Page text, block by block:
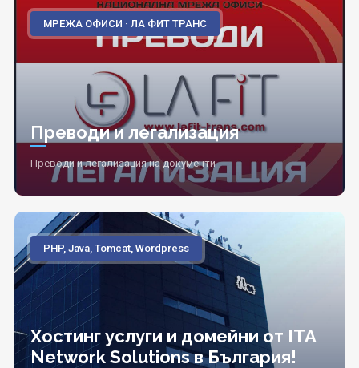
МРЕЖА ОФИСИ · ЛА ФИТ ТРАНС
Преводи и легализация
Преводи и легализация на документи
PHP, Java, Tomcat, Wordpress
Хостинг услуги и домейни от ITA
Network Solutions в България!